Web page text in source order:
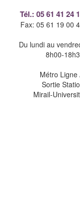
Tél.: 05 61 41 24
Fax: 05 61 19 00
Du lundi au
8h00-
Métro Ligne
Sortie
Mirail-